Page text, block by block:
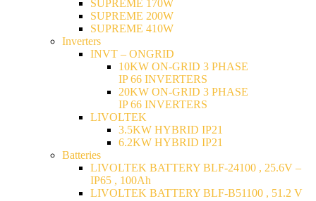
SUPREME 170W
SUPREME 200W
SUPREME 410W
Inverters
INVT – ONGRID
10KW ON-GRID 3 PHASE
IP 66 INVERTERS
20KW ON-GRID 3 PHASE
IP 66 INVERTERS
LIVOLTEK
3.5KW HYBRID IP21
6.2KW HYBRID IP21
Batteries
LIVOLTEK BATTERY BLF-24100 , 25.6V –
IP65 , 100Ah
LIVOLTEK BATTERY BLF-B51100 , 51.2 V